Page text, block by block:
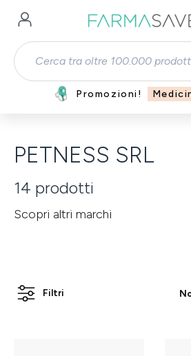
Passa al contenuto principale
Promozioni!
PETNESS SRL
14 prodotti
Scopri altri marchi
Filtri